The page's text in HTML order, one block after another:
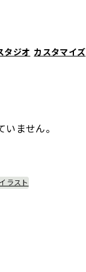
タジオ カスタマイズ
ません。
ラスト